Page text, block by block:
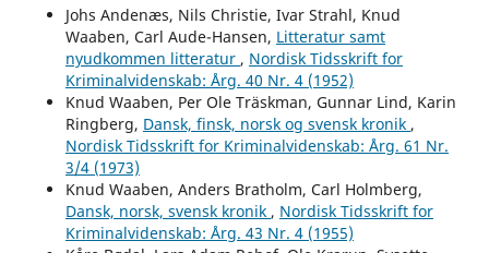
Johs Andenæs, Nils Christie, Ivar Strahl, Knud
Waaben, Carl Aude-Hansen, Litteratur samt
nyudkommen litteratur , Nordisk Tidsskrift for
Kriminalvidenskab: Årg. 40 Nr. 4 (1952)
Knud Waaben, Per Ole Träskman, Gunnar Lind, Karin
Ringberg, Dansk, finsk, norsk og svensk kronik ,
Nordisk Tidsskrift for Kriminalvidenskab: Årg. 61 Nr.
3/4 (1973)
Knud Waaben, Anders Bratholm, Carl Holmberg,
Dansk, norsk, svensk kronik , Nordisk Tidsskrift for
Kriminalvidenskab: Årg. 43 Nr. 4 (1955)